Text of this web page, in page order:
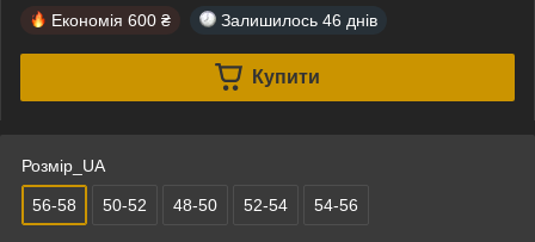
Економія 600 ₴ Залишилось 46 днів
Купити
Розмір_UA
56-58 50-52 48-50 52-54 54-56